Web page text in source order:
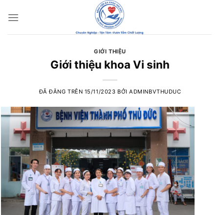
đến
GIỚI THIỆU
Giới thiệu khoa Vi sinh
ĐÃ ĐĂNG TRÊN 15/11/2023 BỞIADMINBVTHUDUC